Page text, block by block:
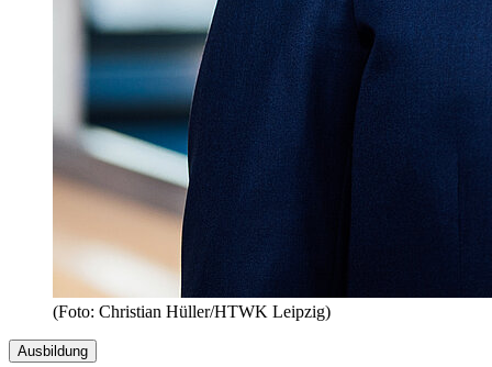
(Foto: Christian Hüller/HTWK Leipzig)
Ausbildung